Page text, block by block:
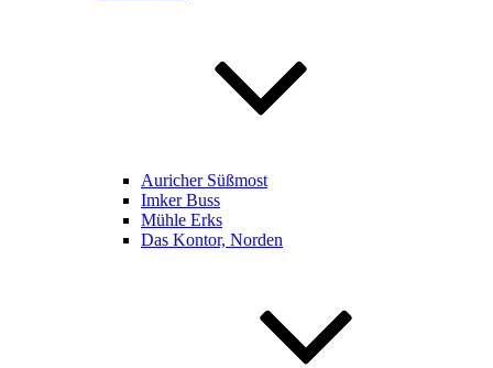
Auricher Süßmost
Imker Buss
Mühle Erks
Das Kontor, Norden